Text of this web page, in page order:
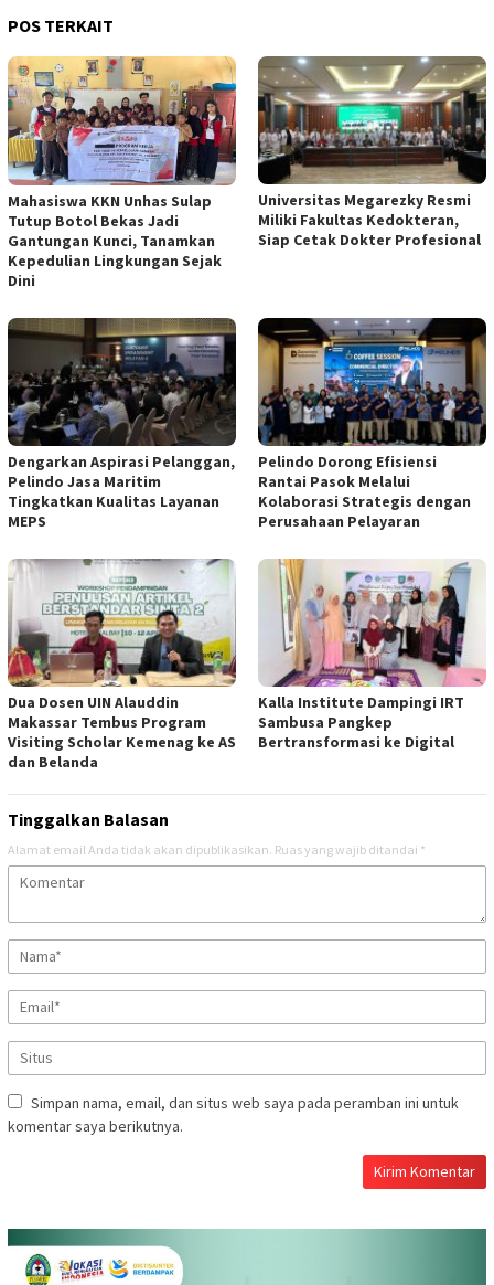
POS TERKAIT
Mahasiswa KKN Unhas Sulap
Tutup Botol Bekas Jadi
Gantungan Kunci, Tanamkan
Kepedulian Lingkungan Sejak
Dini
Universitas Megarezky Resmi
Miliki Fakultas Kedokteran,
Siap Cetak Dokter Profesional
Dengarkan Aspirasi Pelanggan,
Pelindo Jasa Maritim
Tingkatkan Kualitas Layanan
MEPS
Pelindo Dorong Efisiensi
Rantai Pasok Melalui
Kolaborasi Strategis dengan
Perusahaan Pelayaran
Dua Dosen UIN Alauddin
Makassar Tembus Program
Visiting Scholar Kemenag ke AS
dan Belanda
Kalla Institute Dampingi IRT
Sambusa Pangkep
Bertransformasi ke Digital
Tinggalkan Balasan
Alamat email Anda tidak akan dipublikasikan. Ruas yang wajib ditandai *
Simpan nama, email, dan situs web saya pada peramban ini untuk
komentar saya berikutnya.